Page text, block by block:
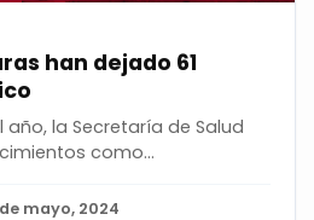
han dejado 61
la Secretaría de Salud
como
mayo, 2024